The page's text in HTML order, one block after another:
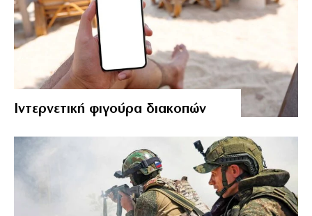
Ιντερνετική φιγούρα διακοπών